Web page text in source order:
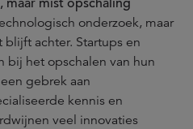
maar mist opschaling
onderzoek, maar
achter. Startups en
bij het opschalen van hun
gebrek aan
kennis en
veel innovaties